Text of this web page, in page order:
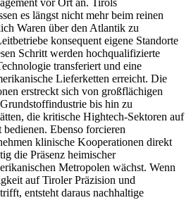
es längst nicht mehr beim reinen
Waren über den Atlantik zu
konsequent eigene Standorte
Schritt werden hochqualifizierte
transferiert und eine
Lieferketten erreicht. Die
erstreckt sich von großflächigen
bis hin zu
die kritische Hightech-Sektoren auf
Ebenso forcieren
klinische Kooperationen direkt
die Präsenz heimischer
Metropolen wächst. Wenn
auf Tiroler Präzision und
entsteht daraus nachhaltige